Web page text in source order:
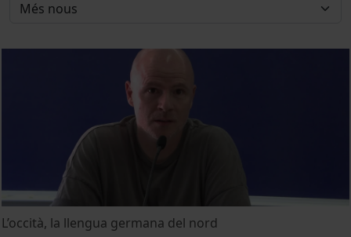
L’occità, la llengua germana del nord